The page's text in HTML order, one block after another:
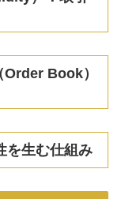
Book）
を生む仕組み